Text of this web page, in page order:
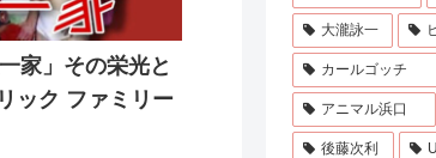
家」その栄光と
ック ファミリー
大瀧詠一
カールゴッチ
アニマル浜口
後藤次利